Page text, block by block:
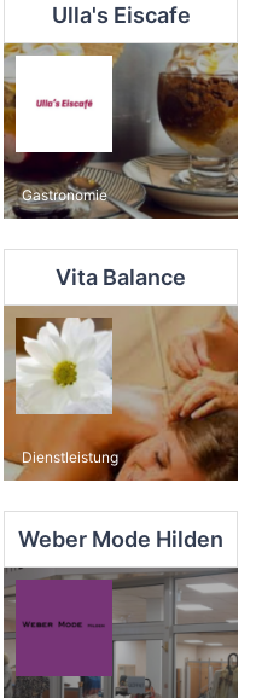
Ulla's Eiscafe
Gastronomie
Vita Balance
Dienstleistung
Weber Mode Hilden